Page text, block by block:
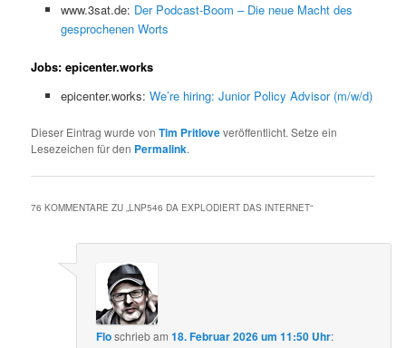
www.3sat.de: Der Podcast-Boom – Die neue Macht des
gesprochenen Worts
Jobs: epicenter.works
epicenter.works: We’re hiring: Junior Policy Advisor (m/w/d)
Dieser Eintrag wurde vonTim Pritloveveröffentlicht. Setze ein
Lesezeichen für den Permalink.
76 KOMMENTARE ZU „LNP546 DA EXPLODIERT DAS INTERNET“
Floschriebam18. Februar 2026 um 11:50 Uhr: